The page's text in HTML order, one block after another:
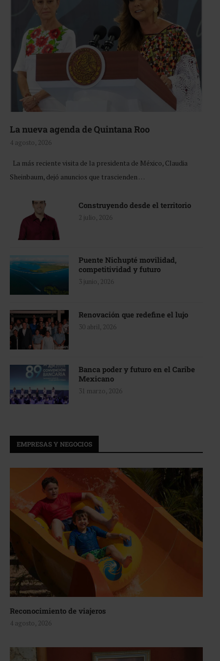
La nueva agenda de Quintana Roo
4 agosto, 2026
La más reciente visita de la presidenta de México, Claudia
Sheinbaum, dejó anuncios que trascienden …
Construyendo desde el territorio
2 julio, 2026
Puente Nichupté movilidad,
competitividad y futuro
3 junio, 2026
Renovación que redefine el lujo
30 abril, 2026
Banca poder y futuro en el Caribe
Mexicano
31 marzo, 2026
EMPRESAS Y NEGOCIOS
Reconocimiento de viajeros
4 agosto, 2026